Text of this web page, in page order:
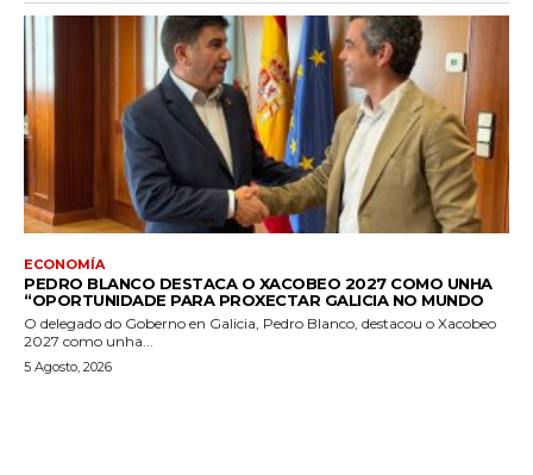
ECONOMÍA
PEDRO BLANCO DESTACA O XACOBEO 2027 COMO UNHA
“OPORTUNIDADE PARA PROXECTAR GALICIA NO MUNDO
O delegado do Goberno en Galicia, Pedro Blanco, destacou o Xacobeo
2027 como unha...
5 Agosto, 2026